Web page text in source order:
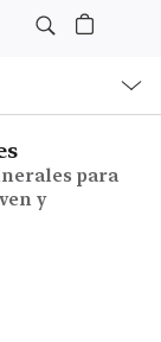
para
y